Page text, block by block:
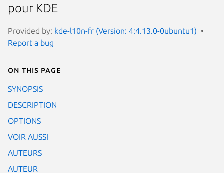
pour KDE
Provided by: kde-l10n-fr (Version: 4:4.13.0-0ubuntu1)
Report a bug
On this page
SYNOPSIS
DESCRIPTION
OPTIONS
VOIR AUSSI
AUTEURS
AUTEUR